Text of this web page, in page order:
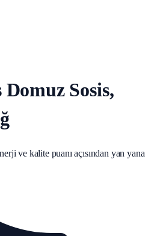
Domuz Sosis,
ve kalite puanı açısından yan yana